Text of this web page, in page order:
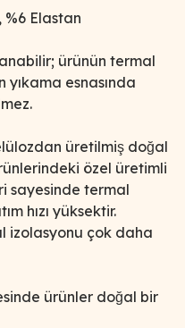
%6 Elastan
ürünün termal
esnasında
üretilmiş doğal
özel üretimli
sayesinde termal
hızı yüksektir.
izolasyonu çok daha
ürünler doğal bir